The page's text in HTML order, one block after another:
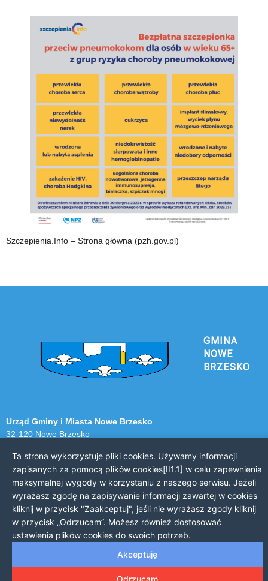
Szczepienia.Info – Strona główna (pzh.gov.pl)
GMINA
NOWE
BRZESKO
Urząd Gminy i Miasta Nowe Brzesko
32-120 Nowe Brzesko
KONTAKT Z URZĘDEM
Telefon: 12 385 20 94
Faks: 12 385 03 55
Email: sekretariat@nowe-brzesko.pl
GODZINY PRACY
Ta strona wykorzystuje pliki cookies. Używamy informacji
zapisanych za pomocą plików cookies[II1.1] w celu zapewnienia
maksymalnej wygody w korzystaniu z naszego serwisu. Jeżeli
wyrażasz zgodę na zapisywanie informacji zawartej w cookies
kliknij w przycisk "Zaakceptuj", jeśli nie wyrażasz zgody kliknij
w przycisk „Odrzucam”. Możesz również dostosować
ustawienia plików cookies do swoich potrzeb.
Akceptuję
Odrzucam